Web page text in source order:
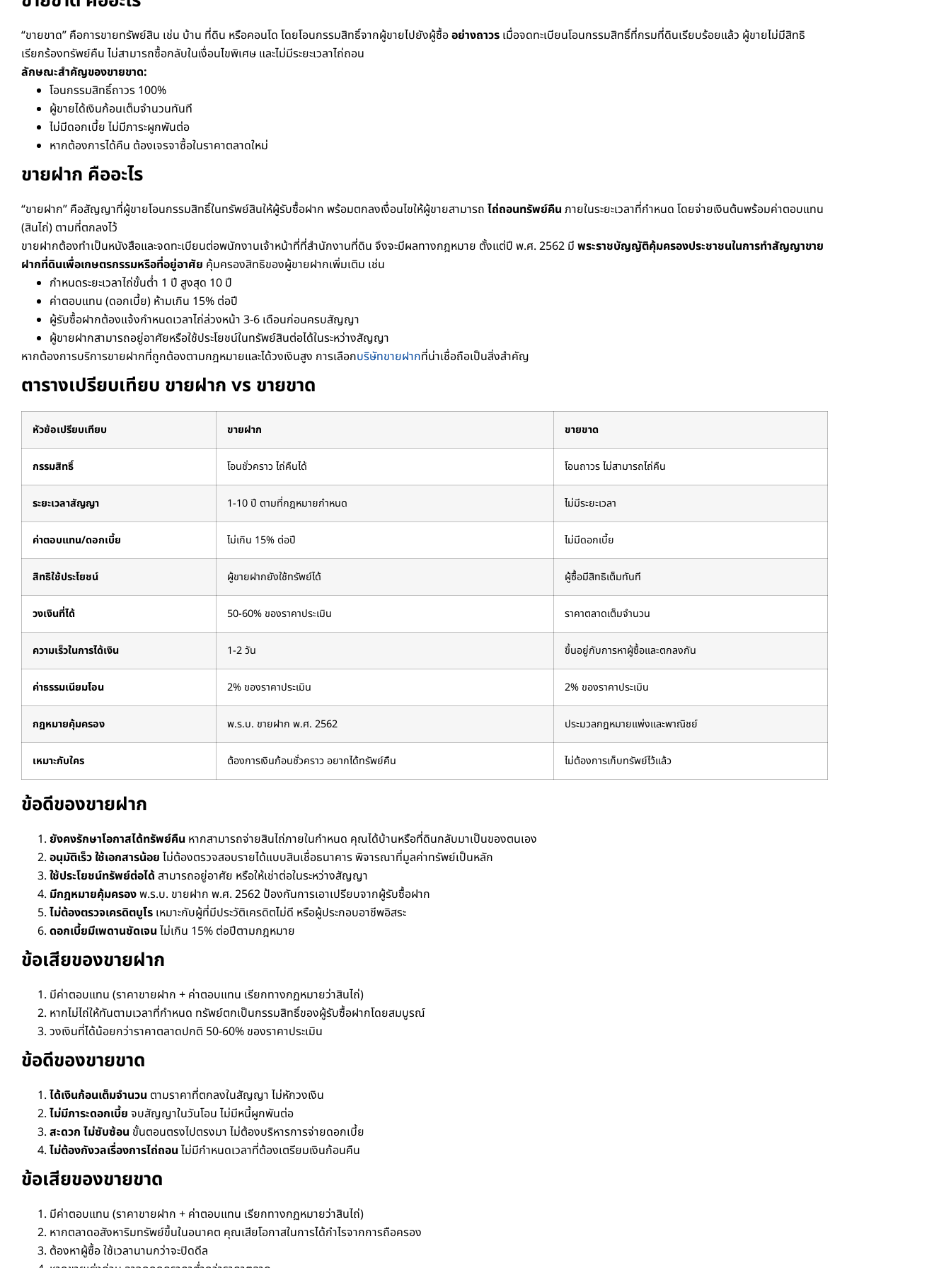
“ขายขาด” คือการขายทรัพย์สิน เช่น บ้าน ที่ดิน หรือคอนโด โดยโอนกรรมสิทธิ์จากผู้ขายไปยังผู้ซื้ออย่างถาวร เมื่อจดทะเบียนโอนกรรมสิทธิ์ที่กรมที่ดินเรียบร้อยแล้ว ผู้ขายไม่มีสิทธิ
เรียกร้องทรัพย์คืน ไม่สามารถซื้อกลับในเงื่อนไขพิเศษ และไม่มีระยะเวลาไถ่ถอน
ลักษณะสำคัญของขายขาด:
โอนกรรมสิทธิ์ถาวร 100%
ผู้ขายได้เงินก้อนเต็มจำนวนทันที
ไม่มีดอกเบี้ย ไม่มีภาระผูกพันต่อ
หากต้องการได้คืน ต้องเจรจาซื้อในราคาตลาดใหม่
ขายฝาก คืออะไร
“ขายฝาก” คือสัญญาที่ผู้ขายโอนกรรมสิทธิ์ในทรัพย์สินให้ผู้รับซื้อฝาก พร้อมตกลงเงื่อนไขให้ผู้ขายสามารถ ไถ่ถอนทรัพย์คืน ภายในระยะเวลาที่กำหนด โดยจ่ายเงินต้นพร้อมค่าตอบแทน
(สินไถ่) ตามที่ตกลงไว้
ขายฝากต้องทำเป็นหนังสือและจดทะเบียนต่อพนักงานเจ้าหน้าที่ที่สำนักงานที่ดิน จึงจะมีผลทางกฎหมาย ตั้งแต่ปี พ.ศ. 2562 มี พระราชบัญญัติคุ้มครองประชาชนในการทำสัญญาขาย
ฝากที่ดินเพื่อเกษตรกรรมหรือที่อยู่อาศัย คุ้มครองสิทธิของผู้ขายฝากเพิ่มเติม เช่น
กำหนดระยะเวลาไถ่ขั้นต่ำ 1 ปี สูงสุด 10 ปี
ค่าตอบแทน (ดอกเบี้ย) ห้ามเกิน 15% ต่อปี
ผู้รับซื้อฝากต้องแจ้งกำหนดเวลาไถ่ล่วงหน้า 3-6 เดือนก่อนครบสัญญา
ผู้ขายฝากสามารถอยู่อาศัยหรือใช้ประโยชน์ในทรัพย์สินต่อได้ในระหว่างสัญญา
หากต้องการบริการขายฝากที่ถูกต้องตามกฎหมายและได้วงเงินสูง การเลือกบริษัทขายฝากที่น่าเชื่อถือเป็นสิ่งสำคัญ
ตารางเปรียบเทียบ ขายฝาก vs ขายขาด
หัวข้อเปรียบเทียบ ขายฝาก ขายขาด
กรรมสิทธิ์ โอนชั่วคราว ไถ่คืนได้ โอนถาวร ไม่สามารถไถ่คืน
ระยะเวลาสัญญา 1-10 ปี ตามที่กฎหมายกำหนด ไม่มีระยะเวลา
ค่าตอบแทน/ดอกเบี้ย ไม่เกิน 15% ต่อปี ไม่มีดอกเบี้ย
สิทธิใช้ประโยชน์ ผู้ขายฝากยังใช้ทรัพย์ได้ ผู้ซื้อมีสิทธิเต็มทันที
วงเงินที่ได้ 50-60% ของราคาประเมิน ราคาตลาดเต็มจำนวน
ความเร็วในการได้เงิน 1-2 วัน ขึ้นอยู่กับการหาผู้ซื้อและตกลงกัน
ค่าธรรมเนียมโอน 2% ของราคาประเมิน 2% ของราคาประเมิน
กฎหมายคุ้มครอง พ.ร.บ. ขายฝาก พ.ศ. 2562 ประมวลกฎหมายแพ่งและพาณิชย์
เหมาะกับใคร ต้องการเงินก้อนชั่วคราว อยากได้ทรัพย์คืน ไม่ต้องการเก็บทรัพย์ไว้แล้ว
ข้อดีของขายฝาก
ยังคงรักษาโอกาสได้ทรัพย์คืน หากสามารถจ่ายสินไถ่ภายในกำหนด คุณได้บ้านหรือที่ดินกลับมาเป็นของตนเอง
อนุมัติเร็ว ใช้เอกสารน้อย ไม่ต้องตรวจสอบรายได้แบบสินเชื่อธนาคาร พิจารณาที่มูลค่าทรัพย์เป็นหลัก
ใช้ประโยชน์ทรัพย์ต่อได้สามารถอยู่อาศัย หรือให้เช่าต่อในระหว่างสัญญา
มีกฎหมายคุ้มครองพ.ร.บ. ขายฝาก พ.ศ. 2562 ป้องกันการเอาเปรียบจากผู้รับซื้อฝาก
ไม่ต้องตรวจเครดิตบูโร เหมาะกับผู้ที่มีประวัติเครดิตไม่ดี หรือผู้ประกอบอาชีพอิสระ
ดอกเบี้ยมีเพดานชัดเจน ไม่เกิน 15% ต่อปีตามกฎหมาย
ข้อเสียของขายฝาก
มีค่าตอบแทน (ราคาขายฝาก + ค่าตอบแทน เรียกทางกฏหมายว่าสินไถ่)
หากไม่ไถ่ให้ทันตามเวลาที่กำหนด ทรัพย์ตกเป็นกรรมสิทธิ์ของผู้รับซื้อฝากโดยสมบูรณ์
วงเงินที่ได้น้อยกว่าราคาตลาดปกติ 50-60% ของราคาประเมิน
ข้อดีของขายขาด
ได้เงินก้อนเต็มจำนวน ตามราคาที่ตกลงในสัญญา ไม่หักวงเงิน
ไม่มีภาระดอกเบี้ย จบสัญญาในวันโอน ไม่มีหนี้ผูกพันต่อ
สะดวก ไม่ซับซ้อน ขั้นตอนตรงไปตรงมา ไม่ต้องบริหารการจ่ายดอกเบี้ย
ไม่ต้องกังวลเรื่องการไถ่ถอน ไม่มีกำหนดเวลาที่ต้องเตรียมเงินก้อนคืน
ข้อเสียของขายขาด
มีค่าตอบแทน (ราคาขายฝาก + ค่าตอบแทน เรียกทางกฏหมายว่าสินไถ่)
หากตลาดอสังหาริมทรัพย์ขึ้นในอนาคต คุณเสียโอกาสในการได้กำไรจากการถือครอง
ต้องหาผู้ซื้อ ใช้เวลานานกว่าจะปิดดีล